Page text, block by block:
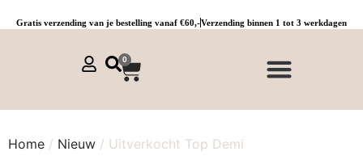
Gratis verzending van je bestelling vanaf €60,-Verzending binnen 1 tot 3 werkdagen
0
Home / Nieuw / Uitverkocht Top Demi